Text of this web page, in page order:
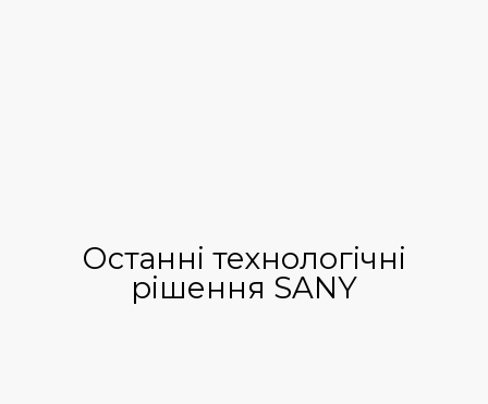
Останні технологічні
рішення SANY